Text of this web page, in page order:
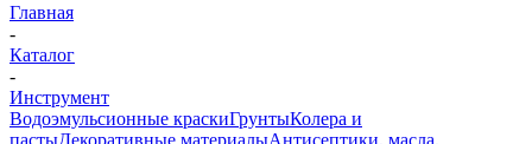
Главная
-
Каталог
-
Инструмент
Водоэмульсионные краскиГрунтыКолера и
пастыДекоративные материалыАнтисептики, масла,